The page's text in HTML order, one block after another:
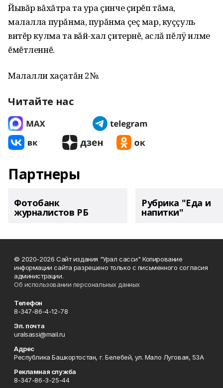
Йывăр вăхăтра та ура çинче çирĕп тăма,
малалла пурăнма, пурăнма çеç мар, куççуль
витĕр кулма та вăй-хал çитернĕ, аслă пĕлÿ илме
ĕмĕтленнĕ.
Малалли хаçатăн 2№.
Читайте нас
Партнеры
Фотобанк
журналистов РБ
Рубрика "Еда и
напитки"
© 2020-2026 Сайт издания "Урал сасси" Копирование
информации сайта разрешено только с письменного согласия
администрации.
Об использовании персональных данных
Телефон
8-347-86-4-12-78
Эл. почта
uralsassi@mail.ru
Адрес
Республика Башкортостан, г. Белебей, ул. Мало Луговая, 53А
Рекламная служба
8-347-86-3-25-44